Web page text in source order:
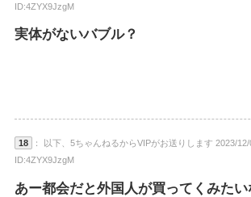
ID:4ZYX9JzgM
実体がないバブル？
18
： 以下、5ちゃんねるからVIPがお送りします 2023/
ID:4ZYX9JzgM
あー都会だと外国人が買ってくみたい